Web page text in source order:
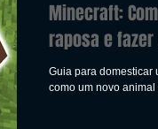
Minecraft:
raposa e
Guia para domesticar
como um novo